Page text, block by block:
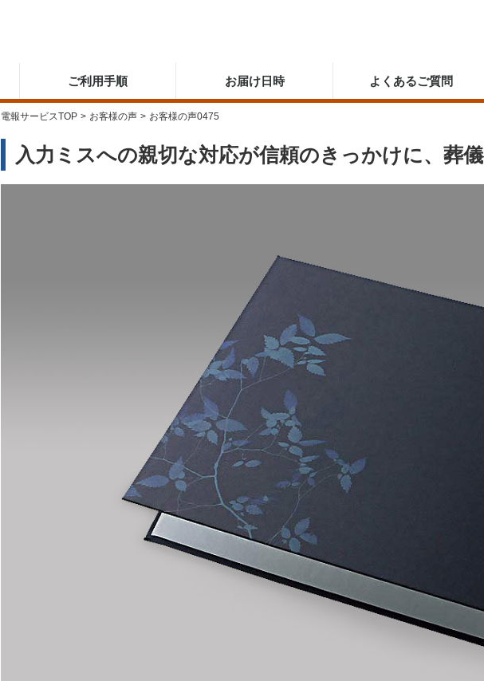
ご利用手順 お届け日時 よくあるご質問
電報サービスTOP > お客様の声 > お客様の声0475
入力ミスへの親切な対応が信頼のきっかけに、葬